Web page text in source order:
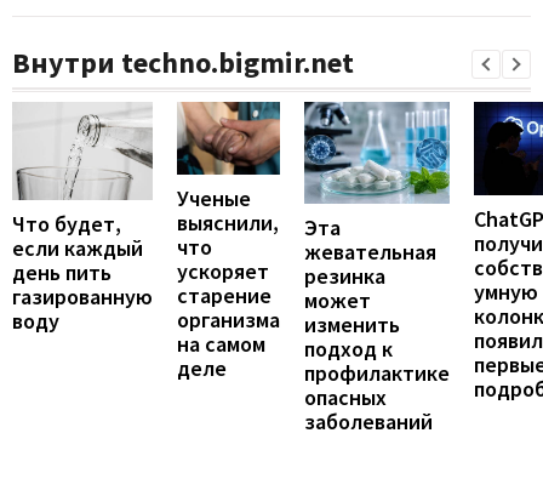
Внутри techno.bigmir.net
Что будет,
если каждый
день пить
газированную
воду
Ученые
выяснили,
что
ускоряет
старение
организма
на самом
деле
Эта
жевательная
резинка
может
изменить
подход к
профилактике
опасных
заболеваний
умную